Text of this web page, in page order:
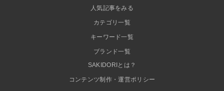
人気記事をみる
カテゴリ一覧
キーワード一覧
ブランド一覧
SAKIDORIとは？
コンテンツ制作・運営ポリシー